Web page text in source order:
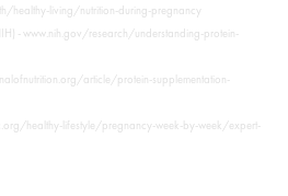
healthy-living/nutrition-during-pregnancy
- www.nih.gov/research/understanding-protein-
article/protein-supplementation-
healthy-lifestyle/pregnancy-week-by-week/expert-